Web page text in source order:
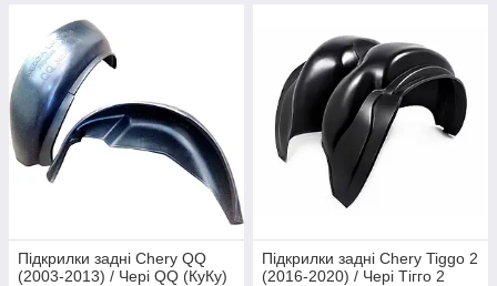
Підкрилки задні Chery QQ
(2003-2013) / Чері QQ (КуКу)
Підкрилки задні Chery Tiggo 2
(2016-2020) / Чері Тігго 2